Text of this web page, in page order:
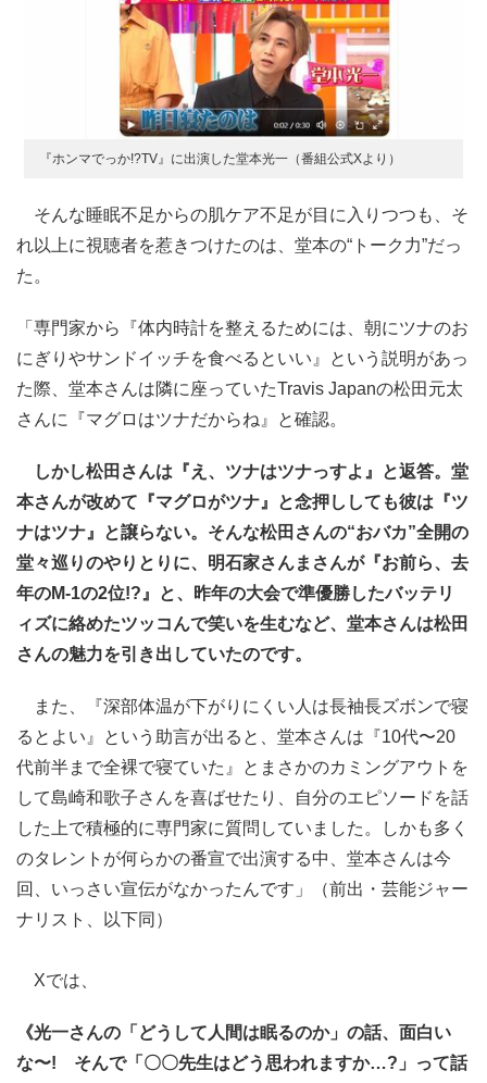
『ホンマでっか!?TV』に出演した堂本光一（番組公式Xより）
そんな睡眠不足からの肌ケア不足が目に入りつつも、そ
れ以上に視聴者を惹きつけたのは、堂本の“トーク力”だっ
た。
「専門家から『体内時計を整えるためには、朝にツナのお
にぎりやサンドイッチを食べるといい』という説明があっ
た際、堂本さんは隣に座っていたTravis Japanの松田元太
さんに『マグロはツナだからね』と確認。
しかし松田さんは『え、ツナはツナっすよ』と返答。堂
本さんが改めて『マグロがツナ』と念押ししても彼は『ツ
ナはツナ』と譲らない。そんな松田さんの“おバカ”全開の
堂々巡りのやりとりに、明石家さんまさんが『お前ら、去
年のM-1の2位!?』と、昨年の大会で準優勝したバッテリ
ィズに絡めたツッコんで笑いを生むなど、堂本さんは松田
さんの魅力を引き出していたのです。
また、『深部体温が下がりにくい人は長袖長ズボンで寝
るとよい』という助言が出ると、堂本さんは『10代〜20
代前半まで全裸で寝ていた』とまさかのカミングアウトを
して島崎和歌子さんを喜ばせたり、自分のエピソードを話
した上で積極的に専門家に質問していました。しかも多く
のタレントが何らかの番宣で出演する中、堂本さんは今
回、いっさい宣伝がなかったんです」（前出・芸能ジャー
ナリスト、以下同）
Xでは、
《光一さんの「どうして人間は眠るのか」の話、面白い
な〜! そんで「〇〇先生はどう思われますか…?」って話